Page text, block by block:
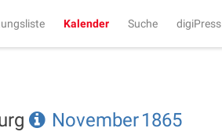
Kalender Suche digiPress
November1865